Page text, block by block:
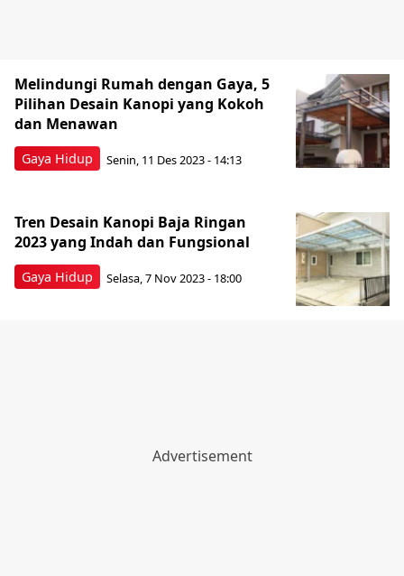
Gaya Hidup
Melindungi Rumah dengan Gaya, 5
Pilihan Desain Kanopi yang Kokoh
dan Menawan
Senin, 11 Des 2023 - 14:13
Gaya Hidup
Tren Desain Kanopi Baja Ringan
2023 yang Indah dan Fungsional
Selasa, 7 Nov 2023 - 18:00